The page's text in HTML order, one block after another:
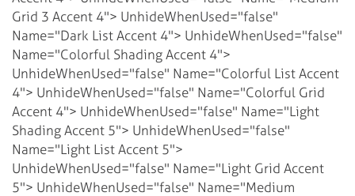
Grid 3 Accent 4"> UnhideWhenUsed="false"
Name="Dark List Accent 4"> UnhideWhenUsed="false"
Name="Colorful Shading Accent 4">
UnhideWhenUsed="false" Name="Colorful List Accent
4"> UnhideWhenUsed="false" Name="Colorful Grid
Accent 4"> UnhideWhenUsed="false" Name="Light
Shading Accent 5"> UnhideWhenUsed="false"
Name="Light List Accent 5">
UnhideWhenUsed="false" Name="Light Grid Accent
5"> UnhideWhenUsed="false" Name="Medium